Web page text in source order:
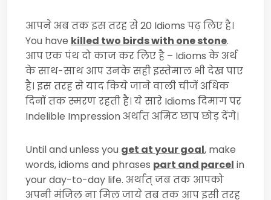
आपने अब तक इस तरह से20 Idioms पढ़ लिए है।
You have killed two birds with one stone.
आप एक पंथ दो काज कर लिए है – Idioms के अर्थ
के साथ-साथ आप उनके सही इस्तेमाल भी देख पाए
है। इस तरह से याद किये जाने वाली चीजें अधिक
दिनों तक स्मरण रहती है। ये सारे Idioms दिमाग पर
Indelible Impressionअर्थात अमिट छाप छोड़ देंगे।
Until and unless you get at your goal, make
words, idioms and phrases part and parcel in
your day-to-day life. अर्थात् जब तक आपको
अपनी मंजिल ना मिल जाये तब तक आप इसी तरह